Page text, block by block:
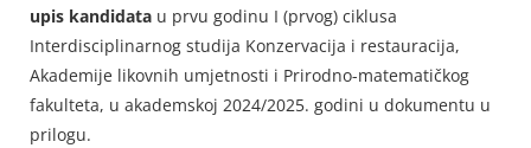
upis kandidata u prvu godinu I (prvog) ciklusa
Interdisciplinarnog studija Konzervacija i restauracija,
Akademije likovnih umjetnosti i Prirodno-matematičkog
fakulteta, u akademskoj 2024/2025. godini u dokumentu u
prilogu.